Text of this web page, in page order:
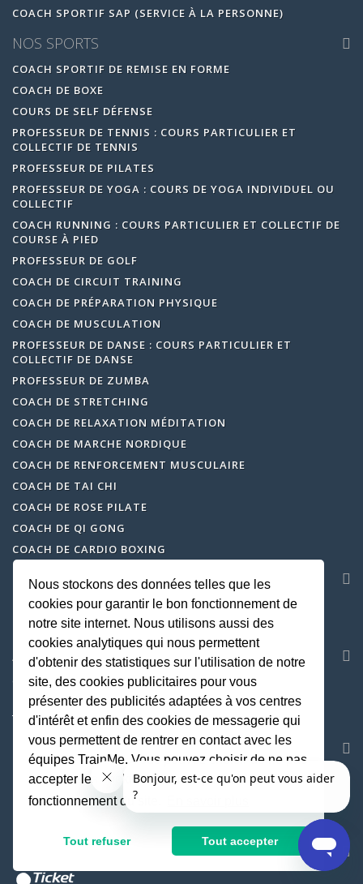
COACH SPORTIF SAP (SERVICE À LA PERSONNE)
NOS SPORTS
COACH SPORTIF DE REMISE EN FORME
COACH DE BOXE
COURS DE SELF DÉFENSE
PROFESSEUR DE TENNIS : COURS PARTICULIER ET
COLLECTIF DE TENNIS
PROFESSEUR DE PILATES
PROFESSEUR DE YOGA : COURS DE YOGA INDIVIDUEL OU
COLLECTIF
COACH RUNNING : COURS PARTICULIER ET COLLECTIF DE
COURSE À PIED
PROFESSEUR DE GOLF
COACH DE CIRCUIT TRAINING
COACH DE PRÉPARATION PHYSIQUE
COACH DE MUSCULATION
PROFESSEUR DE DANSE : COURS PARTICULIER ET
COLLECTIF DE DANSE
PROFESSEUR DE ZUMBA
COACH DE STRETCHING
COACH DE RELAXATION MÉDITATION
COACH DE MARCHE NORDIQUE
COACH DE RENFORCEMENT MUSCULAIRE
COACH DE TAI CHI
COACH DE ROSE PILATE
COACH DE QI GONG
COACH DE CARDIO BOXING
SERVICE CLIENT
CENTRE D'AIDE
hello@trainme.co
AVIS
COACH SPORTIF À DOMICILE SUR TOUTE LA FRANCE
TRAINME.COEST ÉVALUÉ4.95/5 PAR14880AVIS
SOCIETE
MENTIONS LEGALES
CGU
DES PRIX ATTRACTIFS
Nous stockons des données telles que les
cookies pour garantir le bon fonctionnement de
notre site internet. Nous utilisons aussi des
cookies analytiques qui nous permettent
d'obtenir des statistiques sur l'utilisation de notre
site, des cookies publicitaires pour vous
présenter des publicités adaptées à vos centres
d'intérêt et enfin des cookies de messagerie qui
vous permettent de rentrer en contact avec les
équipes TrainMe. Vous pouvez choisir de ne pas
accepter les cookies non indispensables au
fonctionnement du site.
Tout refuser Tout accepter